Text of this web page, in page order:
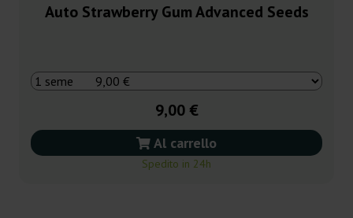
Auto Strawberry Gum Advanced Seeds
9,00 €
Al carrello
Spedito in 24h